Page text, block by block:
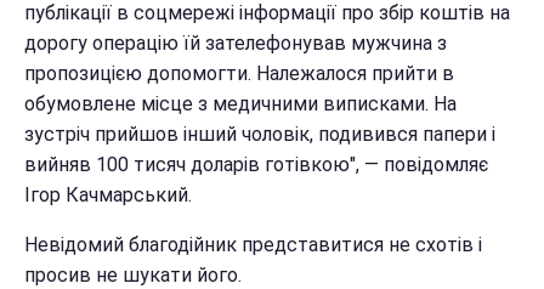
публікації в соцмережі інформації про збір коштів на
дорогу операцію їй зателефонував мужчина з
пропозицією допомогти. Належалося прийти в
обумовлене місце з медичними виписками. На
зустріч прийшов інший чоловік, подивився папери і
вийняв 100 тисяч доларів готівкою", — повідомляє
Ігор Качмарський.
Невідомий благодійник представитися не схотів і
просив не шукати його.